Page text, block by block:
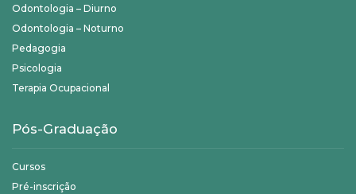
Odontologia – Diurno
Odontologia – Noturno
Pedagogia
Psicologia
Terapia Ocupacional
Pós-Graduação
Cursos
Pré-inscrição